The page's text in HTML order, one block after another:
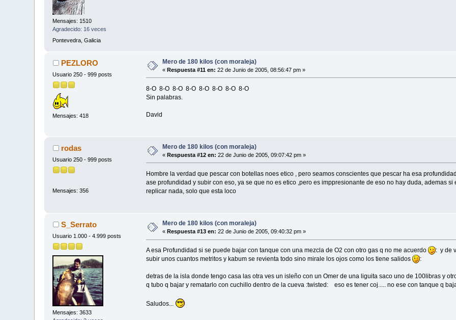
Mensajes: 1510
Agradecido: 16 veces
Pontevedra, Galicia
PEZLORO
Usuario 250 - 999 posts
Mensajes: 418
Mero de 180 kilos (con moraleja)
«Respuesta #11 en: 22 de Junio de 2005, 08:56:47 pm »
8-O 8-O 8-O 8-O 8-O 8-O 8-O 8-O
Sin palabras.
David
rodas
Usuario 250 - 999 posts
Mensajes: 356
Mero de 180 kilos (con moraleja)
«Respuesta #12 en: 22 de Junio de 2005, 09:07:42 pm »
Hombre la verdad que pescar con botellas noes etico , pero seamos conscientes que pescar ha esa
ase profundidad y subir con eso, ya se que no es etico ,pero es imppresionante de eso no hay duda, ademas
replicar nada, solo que esta loco
S_Serrato
Usuario 1.000 - 4.999 posts
Mensajes: 3633
Mero de 180 kilos (con moraleja)
«Respuesta #13 en: 22 de Junio de 2005, 09:40:32 pm »
A esa Profundidad si se puede bajar con tanque con una mezcla de O2 con otro gas q no me acuerdo
: y de
subir unos cuantos metritos y kabum se revienta todo sino mirale los ojos como los tiene salidos
:
detras de la isla donde tengo casa las otra ves un isleño con un Omer de una liguita saco uno de 100libras y
q tubo q bajar y rematarlo con cuchillo dentro de la cueva :twisted: eso es tener coj..... no ese con tanque q
Saludos...